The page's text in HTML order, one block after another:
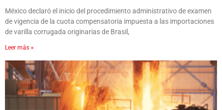
México declaró el inicio del procedimiento administrativo de examen
de vigencia de la cuota compensatoria impuesta a las importaciones
de varilla corrugada originarias de Brasil,
Leer más »